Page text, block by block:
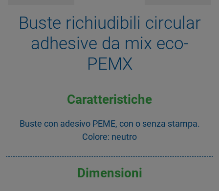
Buste richiudibili circular
adhesive da mix eco-
PEMX
Caratteristiche
Buste con adesivo PEME, con o senza stampa.
Colore: neutro
Dimensioni